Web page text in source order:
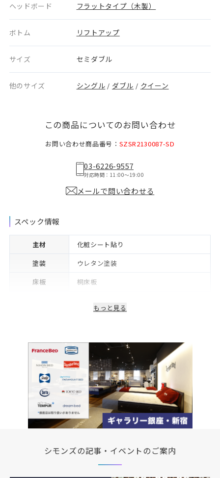
ヘッドボード フラットタイプ（木製）
ボトム リフトアップ
サイズ セミダブル
他のサイズ シングル / ダブル / クイーン
この商品についてのお問い合わせ
お問い合わせ商品番号： SZSR2130087-SD
03-6226-9557
対応時間：11:00〜19:00
メールで問い合わせる
スペック情報
主材
化粧シート貼り
塗装
ウレタン塗装
床板
桐床板
もっと見る
シモンズの記事・イベントのご案内